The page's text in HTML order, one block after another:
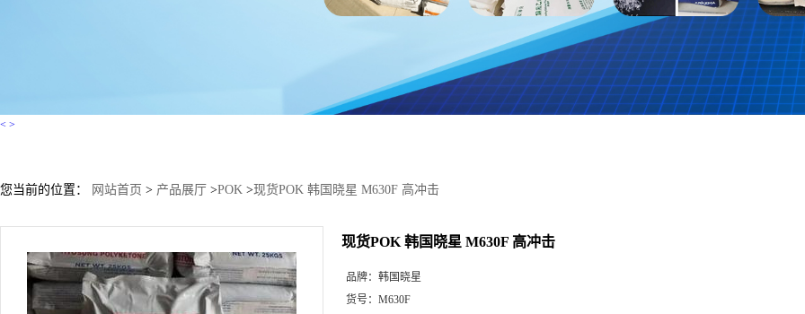
< >
您当前的位置： 网站首页 > 产品展厅 >POK >现货POK 韩国晓星 M630F 高冲击
现货POK 韩国晓星 M630F 高冲击
品牌： 韩国晓星
货号： M630F